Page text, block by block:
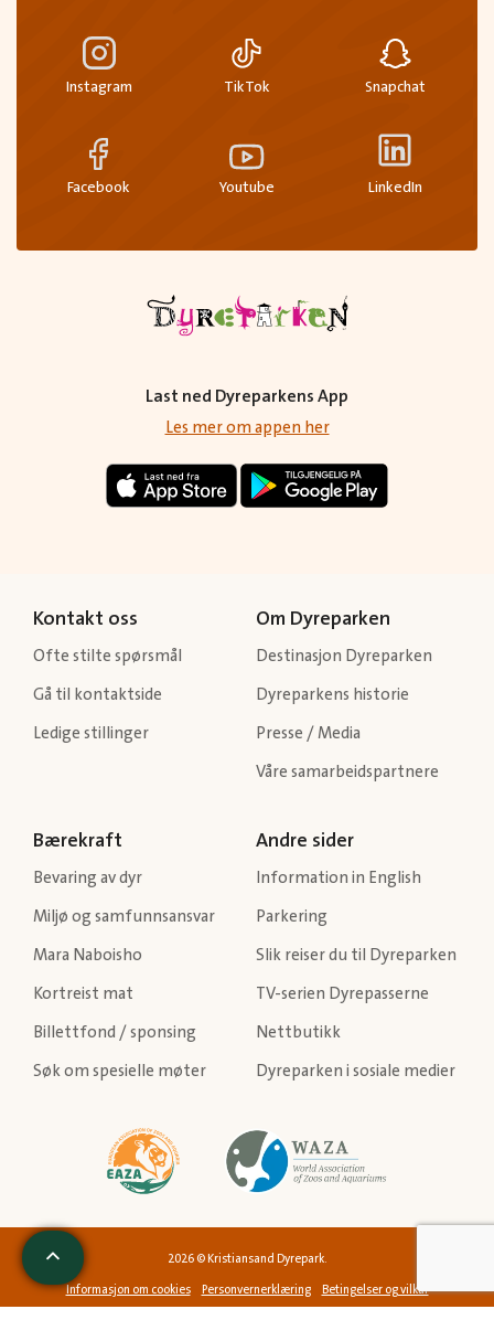
Instagram TikTok Snapchat
Facebook Youtube LinkedIn
Last ned Dyreparkens App
Les mer om appen her
Kontakt oss
Ofte stilte spørsmål
Gå til kontaktside
Ledige stillinger
Om Dyreparken
Destinasjon Dyreparken
Dyreparkens historie
Presse / Media
Våre samarbeidspartnere
Bærekraft
Bevaring av dyr
Miljø og samfunnsansvar
Mara Naboisho
Kortreist mat
Billettfond / sponsing
Søk om spesielle møter
Andre sider
Information in English
Parkering
Slik reiser du til Dyreparken
TV-serien Dyrepasserne
Nettbutikk
Dyreparken i sosiale medier
2026 © Kristiansand Dyrepark.
Informasjon om cookies Personvernerklæring Betingelser og vilkår